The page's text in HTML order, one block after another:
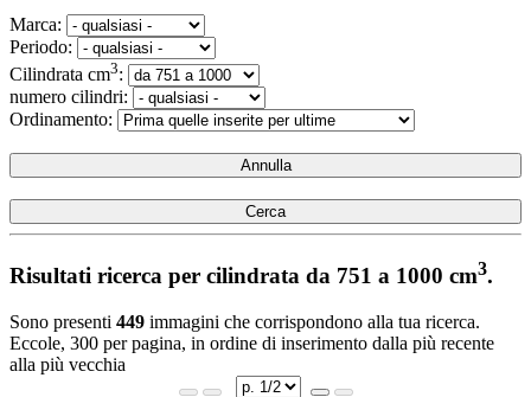
Marca:
Periodo:
Cilindrata cm3:
numero cilindri:
Ordinamento:
Risultati ricerca per cilindrata da 751 a 1000 cm3.
Sono presenti 449 immagini che corrispondono alla tua ricerca.
Eccole, 300 per pagina, in ordine di inserimento dalla più recente
alla più vecchia